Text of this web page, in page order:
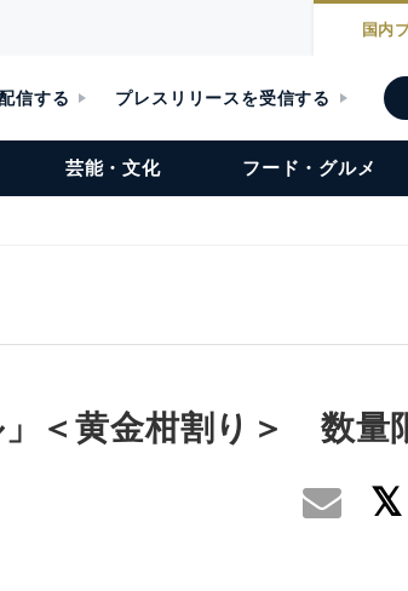
国内
信する プレスリリースを受信する
芸能・文化 フード・グルメ
＜黄金柑割り＞ 数量